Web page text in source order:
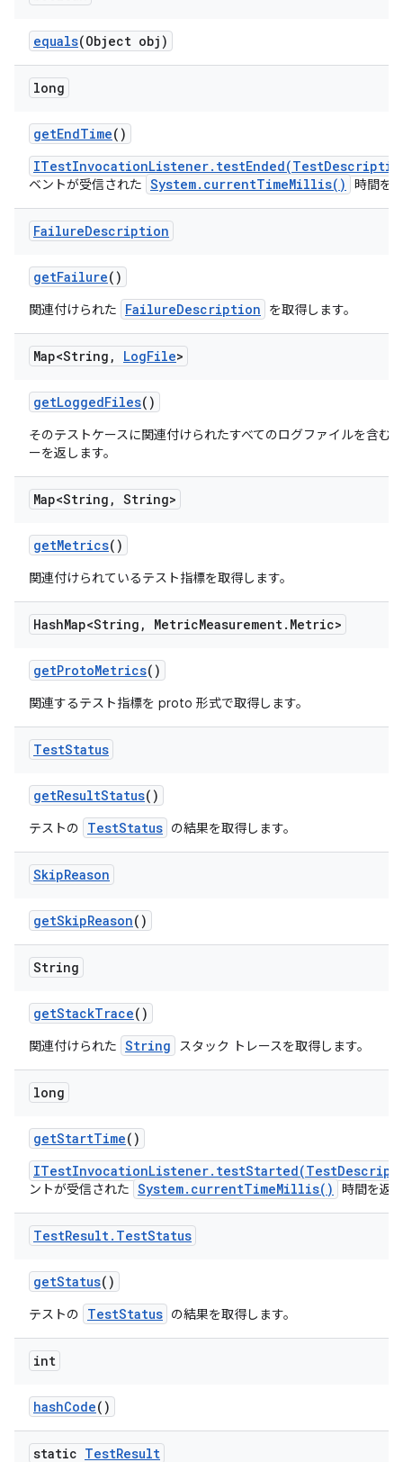
equals(Object obj)
long
getEndTime()
ベントが受信された System.currentTimeMillis() 時間を
FailureDescription
getFailure()
関連付けられた FailureDescription を取得します。
Map<String , LogFile>
getLoggedFiles()
そのテストケースに関連付けられたすべてのログファイルを含む
ーを返します。
Map<String , String>
getMetrics()
関連付けられているテスト指標を取得します。
HashMap<String , MetricMeasurement. Metric>
getProtoMetrics()
関連するテスト指標を proto 形式で取得します。
TestStatus
getResultStatus()
テストの TestStatus の結果を取得します。
SkipReason
getSkipReason()
String
getStackTrace()
関連付けられた String スタック トレースを取得します。
long
getStartTime()
ントが受信された System.currentTimeMillis() 時間を返
TestResult. TestStatus
getStatus()
テストの TestStatus の結果を取得します。
int
hashCode()
static TestResult